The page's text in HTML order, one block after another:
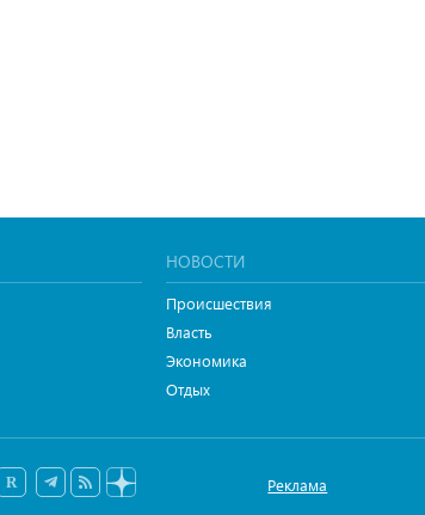
НОВОСТИ
Происшествия
Власть
Экономика
Отдых
Реклама